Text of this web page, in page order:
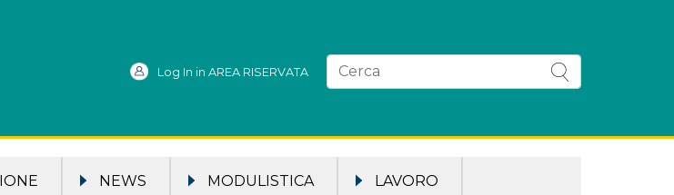
Log In in AREA RISERVATA
NEWS MODULISTICA LAVORO